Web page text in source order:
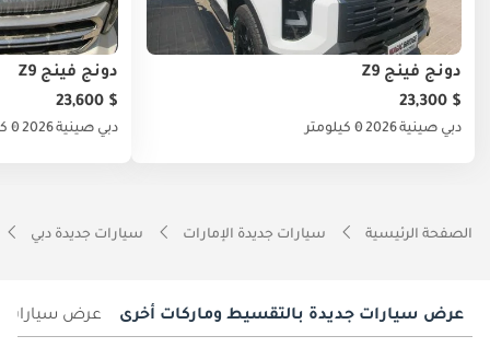
دونج فينج Z9
$ 23,300
دبي صينية20260 كيلومتر
دونج فينج Z9
$ 23,600
دبي صينية20260 كيلومتر
الصفحة الرئيسية سيارات جديدة الإمارات سيارات جديدة دبي
عرض سيارات جديدة بالتقسيط وماركات أخرى عرض سيارات